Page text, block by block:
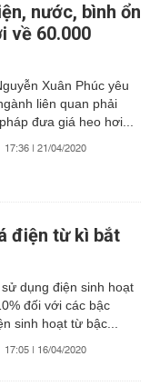
nước, bình ổn
về 60.000
Xuân Phúc yêu
liên quan phải
đưa giá heo hơi...
17:36 | 21/04/2020
điện từ kì bắt
dụng điện sinh hoạt
đối với các bậc
sinh hoạt từ bậc...
17:05 | 16/04/2020